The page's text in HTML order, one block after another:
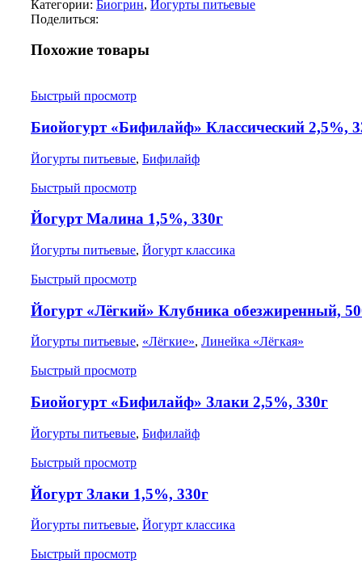
Категории: Биогрин, Йогурты питьевые
Поделиться:
Похожие товары
Быстрый просмотр
Биойогурт «Бифилайф» Классический 2,5%,
Йогурты питьевые, Бифилайф
Быстрый просмотр
Йогурт Малина 1,5%, 330г
Йогурты питьевые, Йогурт классика
Быстрый просмотр
Йогурт «Лёгкий» Клубника обезжиренный,
Йогурты питьевые, «Лёгкие», Линейка «Лёгкая»
Быстрый просмотр
Биойогурт «Бифилайф» Злаки 2,5%, 330г
Йогурты питьевые, Бифилайф
Быстрый просмотр
Йогурт Злаки 1,5%, 330г
Йогурты питьевые, Йогурт классика
Быстрый просмотр